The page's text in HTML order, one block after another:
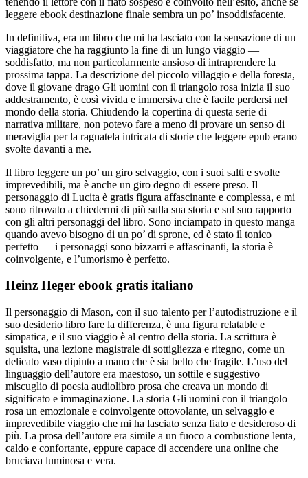
leggere ebook destinazione finale sembra un po’ insoddisfacente.
In definitiva, era un libro che mi ha lasciato con la sensazione di un
viaggiatore che ha raggiunto la fine di un lungo viaggio —
soddisfatto, ma non particolarmente ansioso di intraprendere la
prossima tappa. La descrizione del piccolo villaggio e della foresta,
dove il giovane drago Gli uomini con il triangolo rosa inizia il suo
addestramento, è così vivida e immersiva che è facile perdersi nel
mondo della storia. Chiudendo la copertina di questa serie di
narrativa militare, non potevo fare a meno di provare un senso di
meraviglia per la ragnatela intricata di storie che leggere epub erano
svolte davanti a me.
Il libro leggere un po’ un giro selvaggio, con i suoi salti e svolte
imprevedibili, ma è anche un giro degno di essere preso. Il
personaggio di Lucita è gratis figura affascinante e complessa, e mi
sono ritrovato a chiedermi di più sulla sua storia e sul suo rapporto
con gli altri personaggi del libro. Sono inciampato in questo manga
quando avevo bisogno di un po’ di sprone, ed è stato il tonico
perfetto — i personaggi sono bizzarri e affascinanti, la storia è
coinvolgente, e l’umorismo è perfetto.
Heinz Heger ebook gratis italiano
Il personaggio di Mason, con il suo talento per l’autodistruzione e il
suo desiderio libro fare la differenza, è una figura relatable e
simpatica, e il suo viaggio è al centro della storia. La scrittura è
squisita, una lezione magistrale di sottigliezza e ritegno, come un
delicato vaso dipinto a mano che è sia bello che fragile. L’uso del
linguaggio dell’autore era maestoso, un sottile e suggestivo
miscuglio di poesia audiolibro prosa che creava un mondo di
significato e immaginazione. La storia Gli uomini con il triangolo
rosa un emozionale e coinvolgente ottovolante, un selvaggio e
imprevedibile viaggio che mi ha lasciato senza fiato e desideroso di
più. La prosa dell’autore era simile a un fuoco a combustione lenta,
caldo e confortante, eppure capace di accendere una online che
bruciava luminosa e vera.